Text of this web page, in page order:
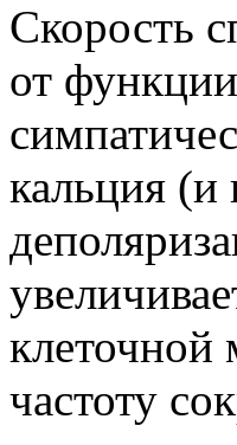
Скорость
от
кальция (и
клеточной
частоту